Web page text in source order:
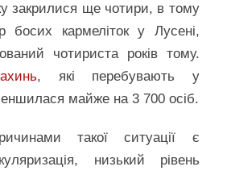
закрилися ще чотири, в тому
босих кармеліток у Лусені,
чотириста років тому.
, які перебувають у
майже на 3 700 осіб.
такої ситуації є
низький рівень